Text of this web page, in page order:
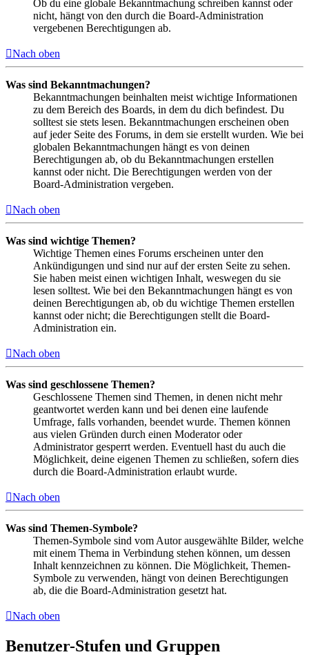
Ob du eine globale Bekanntmachung schreiben kannst oder
nicht, hängt von den durch die Board-Administration
vergebenen Berechtigungen ab.
Nach oben
Was sind Bekanntmachungen?
Bekanntmachungen beinhalten meist wichtige Informationen
zu dem Bereich des Boards, in dem du dich befindest. Du
solltest sie stets lesen. Bekanntmachungen erscheinen oben
auf jeder Seite des Forums, in dem sie erstellt wurden. Wie bei
globalen Bekanntmachungen hängt es von deinen
Berechtigungen ab, ob du Bekanntmachungen erstellen
kannst oder nicht. Die Berechtigungen werden von der
Board-Administration vergeben.
Nach oben
Was sind wichtige Themen?
Wichtige Themen eines Forums erscheinen unter den
Ankündigungen und sind nur auf der ersten Seite zu sehen.
Sie haben meist einen wichtigen Inhalt, weswegen du sie
lesen solltest. Wie bei den Bekanntmachungen hängt es von
deinen Berechtigungen ab, ob du wichtige Themen erstellen
kannst oder nicht; die Berechtigungen stellt die Board-
Administration ein.
Nach oben
Was sind geschlossene Themen?
Geschlossene Themen sind Themen, in denen nicht mehr
geantwortet werden kann und bei denen eine laufende
Umfrage, falls vorhanden, beendet wurde. Themen können
aus vielen Gründen durch einen Moderator oder
Administrator gesperrt werden. Eventuell hast du auch die
Möglichkeit, deine eigenen Themen zu schließen, sofern dies
durch die Board-Administration erlaubt wurde.
Nach oben
Was sind Themen-Symbole?
Themen-Symbole sind vom Autor ausgewählte Bilder, welche
mit einem Thema in Verbindung stehen können, um dessen
Inhalt kennzeichnen zu können. Die Möglichkeit, Themen-
Symbole zu verwenden, hängt von deinen Berechtigungen
ab, die die Board-Administration gesetzt hat.
Nach oben
Benutzer-Stufen und Gruppen